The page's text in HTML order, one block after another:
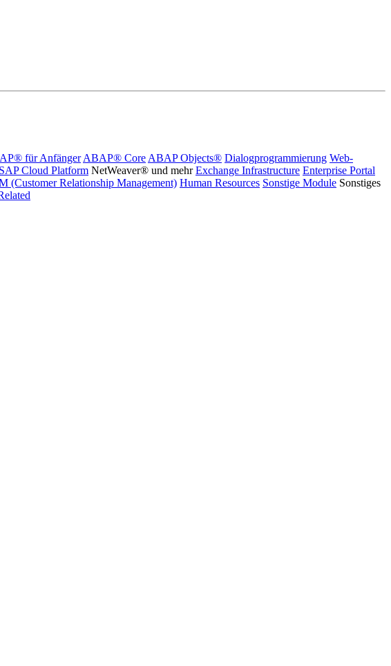
für AnfängerABAP® CoreABAP Objects® Dialogprogrammierung Web-
SAP Cloud Platform NetWeaver® und mehr Exchange Infrastructure Enterprise Portal
(Customer Relationship Management) Human Resources Sonstige Module Sonstiges